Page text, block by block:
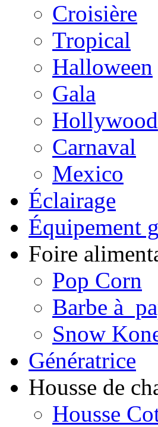
Croisière
Tropical
Halloween
Gala
Hollywood
Carnaval
Mexico
Éclairage
Équipement
Foire
Pop Corn
Barbe à
Snow
Génératrice
Housse de
Housse